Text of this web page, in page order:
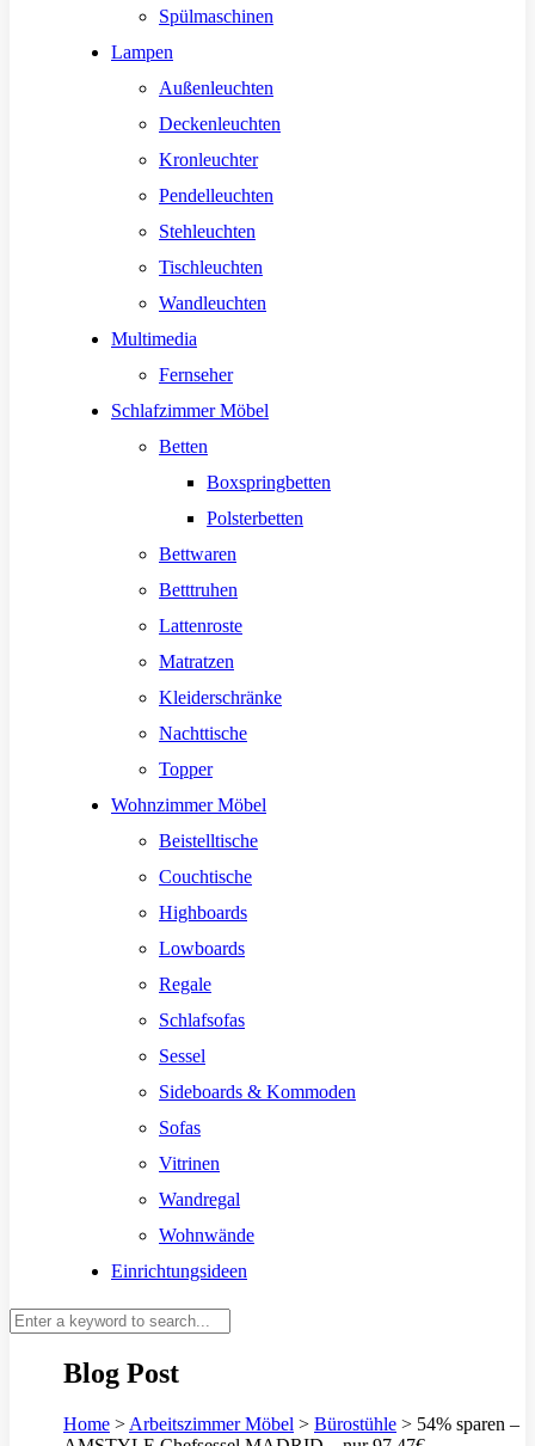
Spülmaschinen
Lampen
Außenleuchten
Deckenleuchten
Kronleuchter
Pendelleuchten
Stehleuchten
Tischleuchten
Wandleuchten
Multimedia
Fernseher
Schlafzimmer Möbel
Betten
Boxspringbetten
Polsterbetten
Bettwaren
Betttruhen
Lattenroste
Matratzen
Kleiderschränke
Nachttische
Topper
Wohnzimmer Möbel
Beistelltische
Couchtische
Highboards
Lowboards
Regale
Schlafsofas
Sessel
Sideboards & Kommoden
Sofas
Vitrinen
Wandregal
Wohnwände
Einrichtungsideen
Blog Post
Home > Arbeitszimmer Möbel > Bürostühle > 54% sparen –